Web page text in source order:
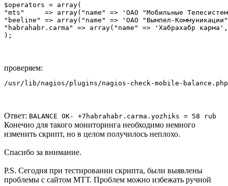
$operators = array(
"mts"     => array("name" => 'ОАО "Мобильные
"beeline" => array("name" => 'ОАО "Вымпел-
"habrahabr.carma" => array("name" => 'Хабрахабр
);
проверяем:
/usr/lib/nagios/plugins/nagios-check-mobile-
Ответ: BALANCE OK- +7habrahabr.carma.yozhiks = 58 rub
Конечно для такого мониторинга необходимо немного
изменить скрипт, но в целом получилось неплохо.
Спасибо за внимание.
P.S. Сегодня при тестировании скрипта, были выявлены
проблемы с сайтом МТТ. Проблем можно избежать ручной